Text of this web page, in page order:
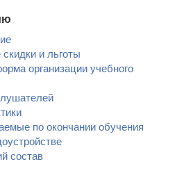
и льготы
организации учебного
по окончании обучения
состав